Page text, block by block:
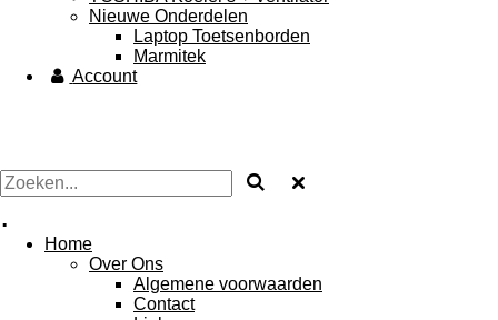
Nieuwe Onderdelen
Laptop Toetsenborden
Marmitek
Account
.
Home
Over Ons
Algemene voorwaarden
Contact